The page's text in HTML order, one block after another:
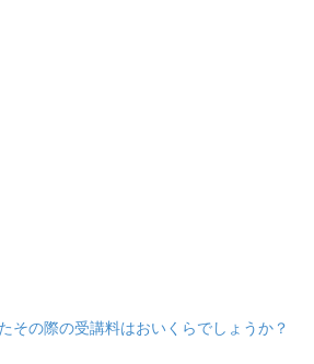
その際の受講料はおいくらでしょうか？